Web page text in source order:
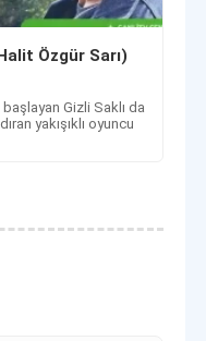
Özgür Sarı)
Gizli Saklı da
yakışıklı oyuncu